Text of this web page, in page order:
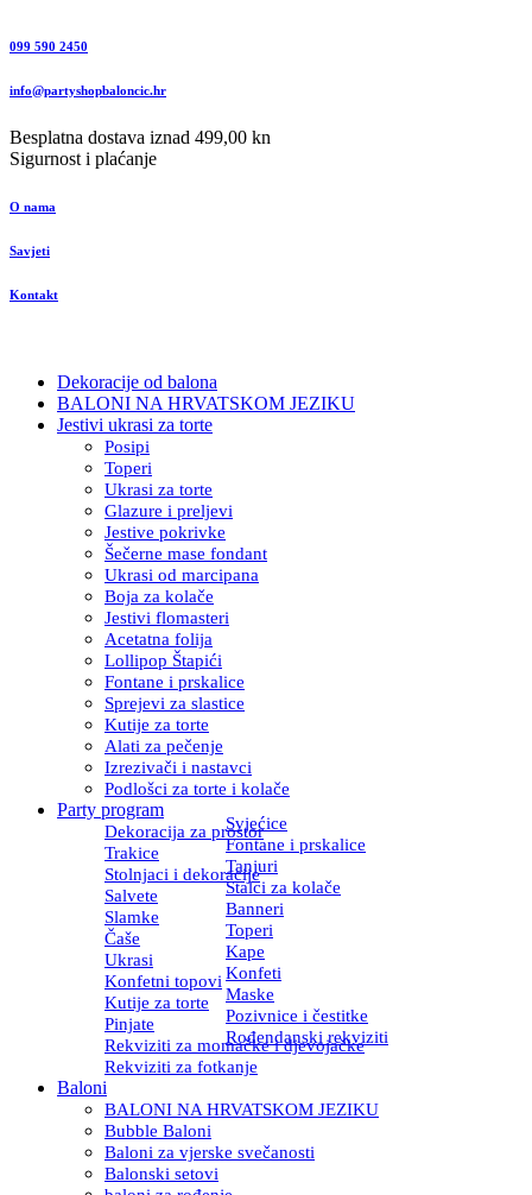
099 590 2450
info@partyshopbaloncic.hr
Besplatna dostava iznad 499,00 kn
Sigurnost i plaćanje
O nama
Savjeti
Kontakt
Dekoracije od balona
BALONI NA HRVATSKOM JEZIKU
Jestivi ukrasi za torte
Posipi
Toperi
Ukrasi za torte
Glazure i preljevi
Jestive pokrivke
Šečerne mase fondant
Ukrasi od marcipana
Boja za kolače
Jestivi flomasteri
Acetatna folija
Lollipop Štapići
Fontane i prskalice
Sprejevi za slastice
Kutije za torte
Alati za pečenje
Izrezivači i nastavci
Podlošci za torte i kolače
Party program
Dekoracija za prostor
Svjećice
Trakice
Fontane i prskalice
Stolnjaci i dekoracije
Tanjuri
Salvete
Stalci za kolače
Slamke
Banneri
Čaše
Toperi
Ukrasi
Kape
Konfetni topovi Konfeti
Kutije za torte
Maske
Pinjate
Pozivnice i čestitke
Rekviziti za momačke i djevojačke
Rođendanski rekviziti
Rekviziti za fotkanje
Baloni
BALONI NA HRVATSKOM JEZIKU
Bubble Baloni
Baloni za vjerske svečanosti
Balonski setovi